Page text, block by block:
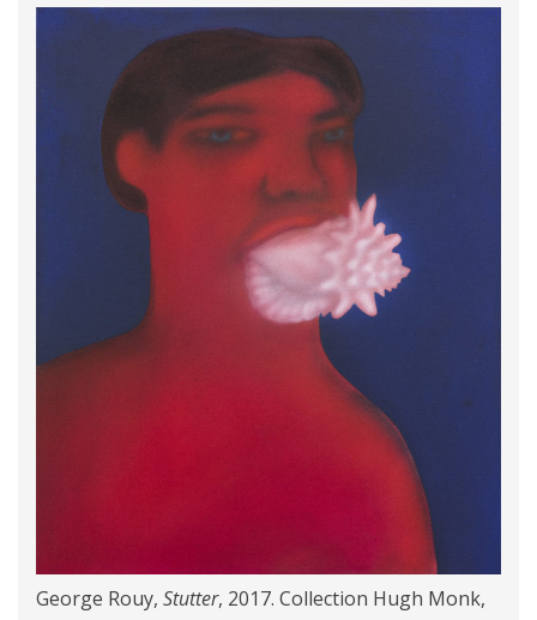
George Rouy, Stutter, 2017. Collection Hugh Monk,